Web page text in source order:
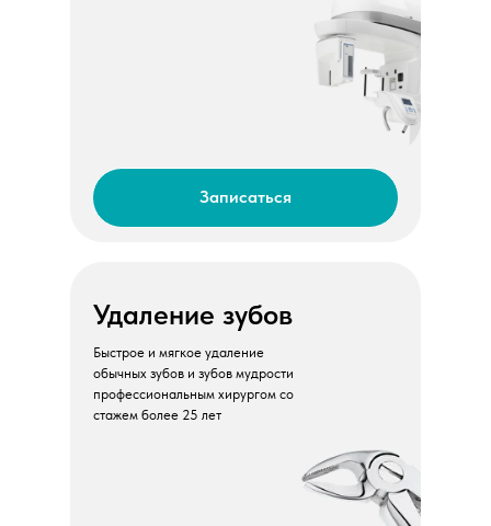
Удаление зубов
Быстрое и мягкое удаление
обычных зубов и зубов мудрости
профессиональным хирургом со
стажем более 25 лет
Записаться